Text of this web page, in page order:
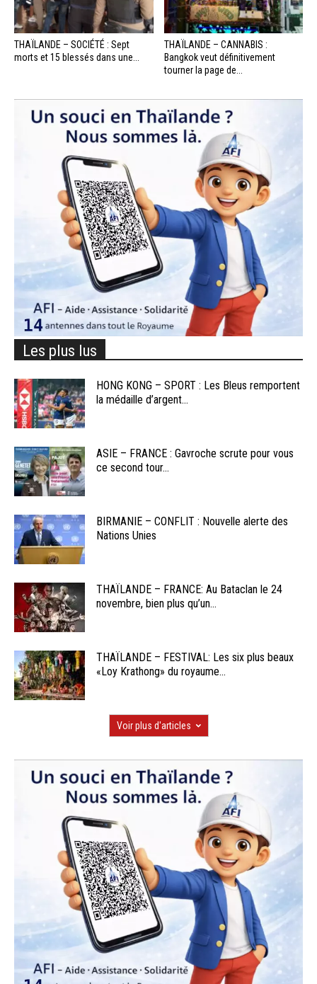
THAÏLANDE – SOCIÉTÉ : Sept
morts et 15 blessés dans une...
THAÏLANDE – CANNABIS :
Bangkok veut définitivement
tourner la page de...
Les plus lus
HONG KONG – SPORT : Les Bleus remportent
la médaille d’argent...
ASIE – FRANCE : Gavroche scrute pour vous
ce second tour...
BIRMANIE – CONFLIT : Nouvelle alerte des
Nations Unies
THAÏLANDE – FRANCE: Au Bataclan le 24
novembre, bien plus qu’un...
THAÏLANDE – FESTIVAL: Les six plus beaux
«Loy Krathong» du royaume...
Voir plus d'articles